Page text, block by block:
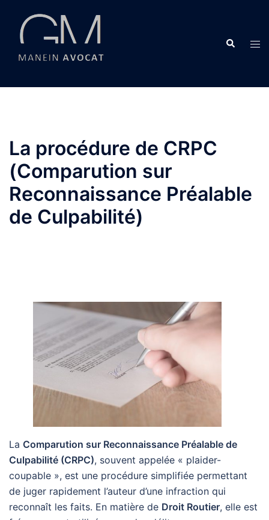
contenu
La procédure de CRPC
(Comparution sur
Reconnaissance Préalable
de Culpabilité)
La Comparution sur Reconnaissance Préalable de
Culpabilité (CRPC), souvent appelée « plaider-
coupable », est une procédure simplifiée permettant
de juger rapidement l’auteur d’une infraction qui
reconnaît les faits. En matière de Droit Routier, elle est